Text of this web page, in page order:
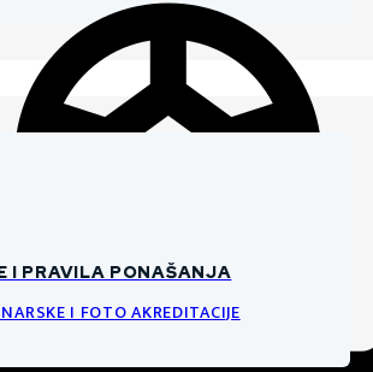
I PRAVILA PONAŠANJA
I FOTO AKREDITACIJE